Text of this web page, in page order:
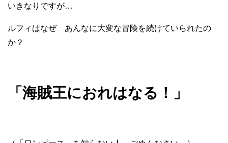
いきなりですが…
ルフィはなぜ あんなに大変な冒険を続けていられたの
か？
「海賊王におれはなる！」